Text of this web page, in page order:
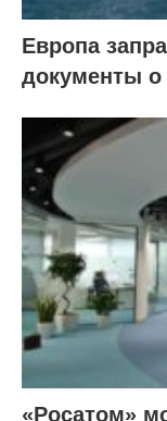
Европа
документы о
«Росатом»